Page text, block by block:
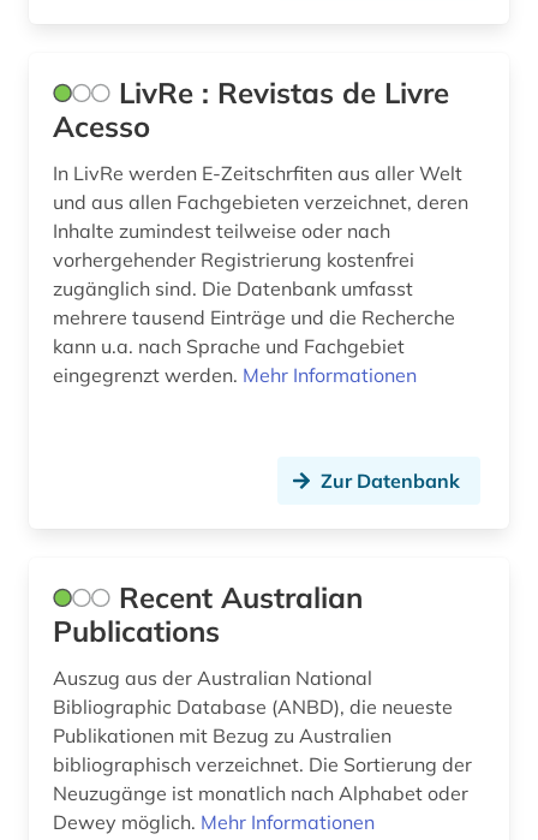
fotograf (1)
frankreich (5)
französisch (3)
frauen- und geschlechterforschung (1)
frauenforschung (1)
freie universität berlin (1)
frühdrucke (1)
galloromanistik (7)
geisteswissenschaften (7)
geistiges eigentum (1)
gender (1)
LivRe : Revistas de Livre
Acesso
In LivRe werden E-Zeitschrfiten aus aller Welt
und aus allen Fachgebieten verzeichnet, deren
Inhalte zumindest teilweise oder nach
vorhergehender Registrierung kostenfrei
zugänglich sind. Die Datenbank umfasst
mehrere tausend Einträge und die Recherche
kann u.a. nach Sprache und Fachgebiet
eingegrenzt werden. Mehr Informationen
Zur Datenbank
Recent Australian
Publications
Auszug aus der Australian National
Bibliographic Database (ANBD), die neueste
Publikationen mit Bezug zu Australien
bibliographisch verzeichnet. Die Sortierung der
Neuzugänge ist monatlich nach Alphabet oder
Dewey möglich. Mehr Informationen